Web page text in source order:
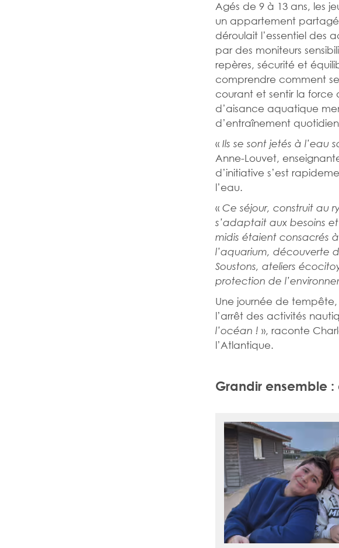
Agés de 9 à 13 ans, les
un appartement partagé
déroulait l’essentiel des
par des moniteurs
repères, sécurité et
comprendre comment
courant et sentir la force
d’aisance aquatique
d’entraînement
« Ils se sont jetés à l’eau
Anne-Louvet,
d’initiative s’est
l’eau.
« Ce séjour, construit au
s’adaptait aux besoins
midis étaient consacrés
l’aquarium, découverte
Soustons, ateliers
protection de
Une journée de
l’arrêt des activités
l’océan ! », raconte
l’Atlantique.
Grandir ensemble